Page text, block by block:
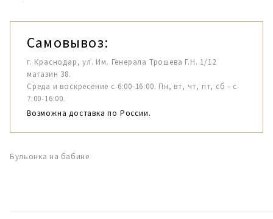
Самовывоз:
г. Краснодар, ул. Им. Генерала Трошева Г.Н. 1/12
магазин 38.
Среда и воскресение с 6:00-16:00. Пн, вт, чт, пт, сб - с
7:00-16:00.
Возможна доставка по России.
Бульонка на бабине